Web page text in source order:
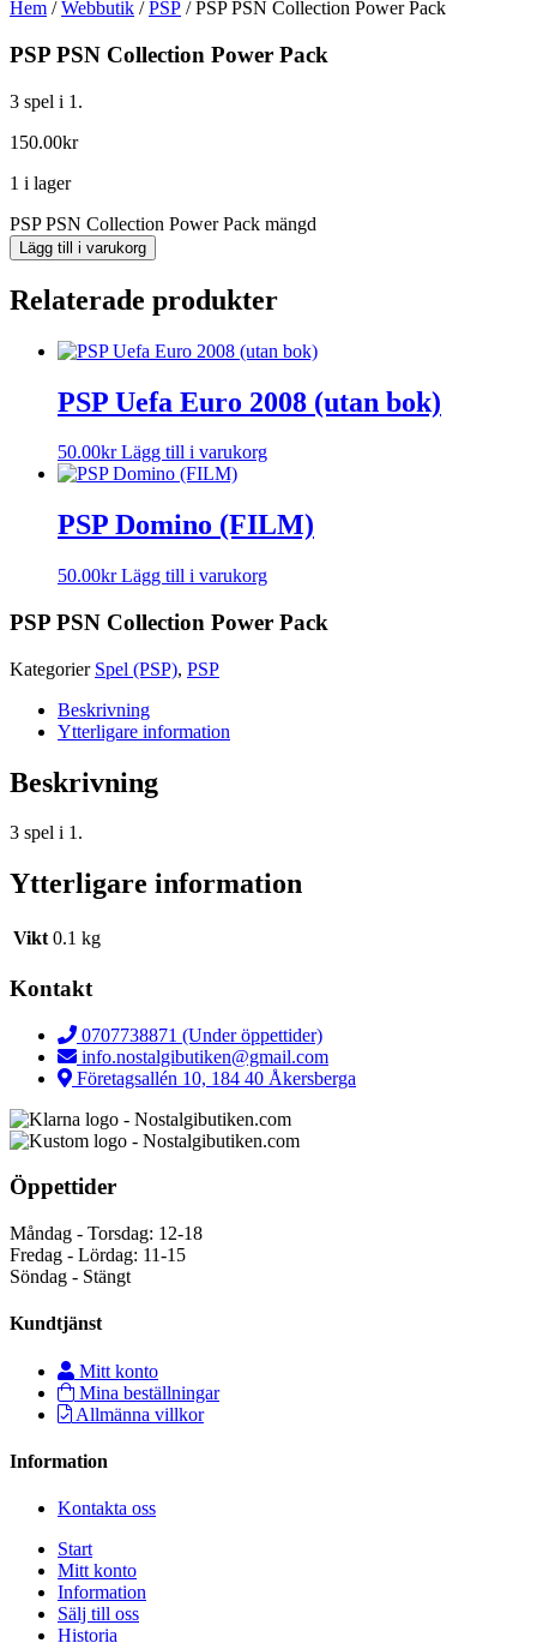
Hem /Webbutik /PSP / PSP PSN Collection Power Pack
PSP PSN Collection Power Pack
3 spel i 1.
150.00kr
1 i lager
PSP PSN Collection Power Pack mängd
Lägg till i varukorg
Relaterade produkter
PSP Uefa Euro 2008 (utan bok)
50.00kr Lägg till i varukorg
PSP Domino (FILM)
50.00kr Lägg till i varukorg
PSP PSN Collection Power Pack
Kategorier Spel (PSP), PSP
Beskrivning
Ytterligare information
Beskrivning
3 spel i 1.
Ytterligare information
Vikt 0.1 kg
Kontakt
0707738871 (Under öppettider)
info.nostalgibutiken@gmail.com
Företagsallén 10, 184 40 Åkersberga
Öppettider
Måndag - Torsdag: 12-18
Fredag - Lördag: 11-15
Söndag - Stängt
Kundtjänst
Mitt konto
Mina beställningar
Allmänna villkor
Information
Kontakta oss
Start
Mitt konto
Information
Sälj till oss
Historia